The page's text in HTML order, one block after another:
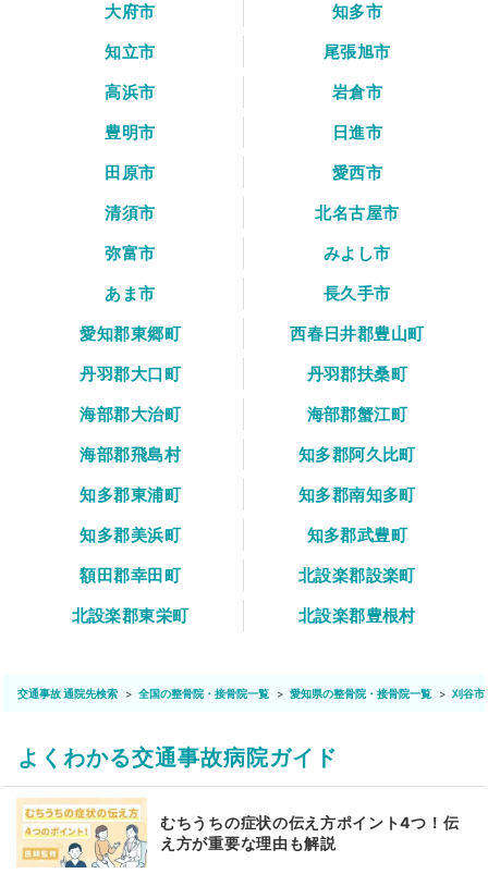
大府市
知多市
知立市
尾張旭市
高浜市
岩倉市
豊明市
日進市
田原市
愛西市
清須市
北名古屋市
弥富市
みよし市
あま市
長久手市
愛知郡東郷町
西春日井郡豊山町
丹羽郡大口町
丹羽郡扶桑町
海部郡大治町
海部郡蟹江町
海部郡飛島村
知多郡阿久比町
知多郡東浦町
知多郡南知多町
知多郡美浜町
知多郡武豊町
額田郡幸田町
北設楽郡設楽町
北設楽郡東栄町
北設楽郡豊根村
交通事故 通院先検索 全国の整骨院・接骨院一覧 愛知県の整骨院・接骨院一覧 刈谷市
よくわかる交通事故病院ガイド
むちうちの症状の伝え方ポイント4つ！伝
え方が重要な理由も解説